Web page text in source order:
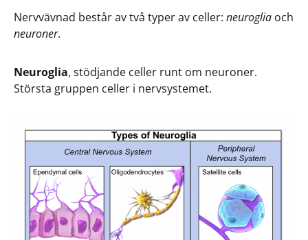
Nervvävnad består av två typer av celler: neuroglia och
neuroner.
Neuroglia, stödjande celler runt om neuroner.
Största gruppen celler i nervsystemet.